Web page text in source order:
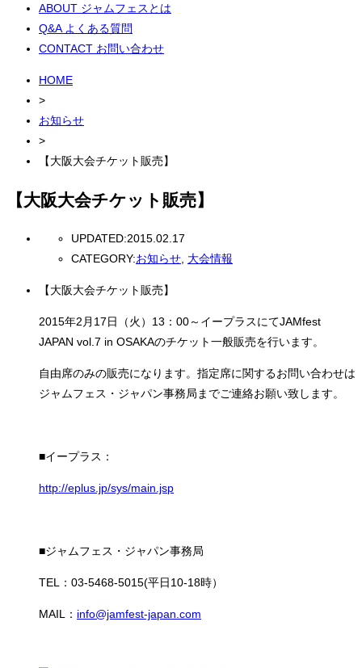
ABOUT ジャムフェスとは
Q&A よくある質問
CONTACT お問い合わせ
HOME
>
お知らせ
>
【大阪大会チケット販売】
【大阪大会チケット販売】
UPDATED:2015.02.17
CATEGORY:お知らせ, 大会情報
【大阪大会チケット販売】
2015年2月 17日（火） 13 ： 00～イープラスにてJAMfest
JAPAN vol.7 in OSAKAのチケット一般販売を行います。
自由席のみの販売になります。指定席に関するお問い合わせは
ジャムフェス・ジャパン事務局までご連絡お願い致します。
■イープラス：
http://eplus.jp/sys/main.jsp
■ジャムフェス・ジャパン事務局
TEL ： 03-5468-5015(平日10-18時）
MAIL ： info@jamfest-japan.com